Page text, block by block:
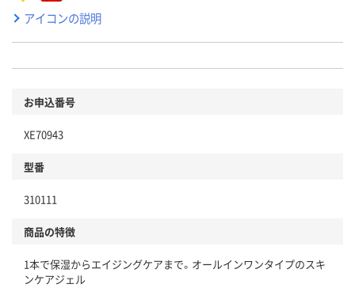
アイコンの説明
お申込番号
XE70943
型番
310111
商品の特徴
1本で保湿からエイジングケアまで。オールインワンタイプのスキ
ンケアジェル